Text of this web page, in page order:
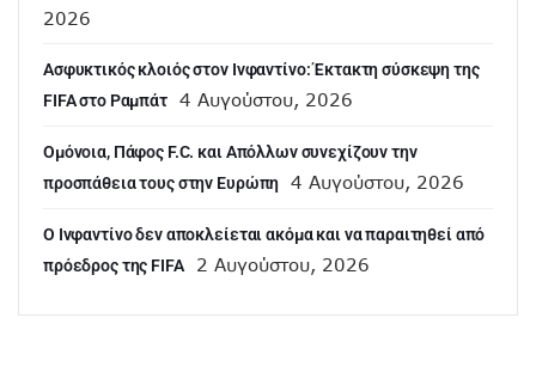
2026
Ασφυκτικός κλοιός στον Ινφαντίνο: Έκτακτη σύσκεψη της
FIFA στο Ραμπάτ
4 Αυγούστου, 2026
Ομόνοια, Πάφος F.C. και Απόλλων συνεχίζουν την
προσπάθεια τους στην Ευρώπη
4 Αυγούστου, 2026
Ο Ινφαντίνο δεν αποκλείεται ακόμα και να παραιτηθεί από
πρόεδρος της FIFA
2 Αυγούστου, 2026